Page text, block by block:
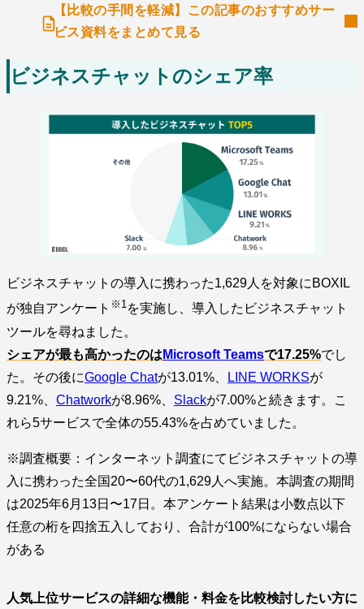
【比較の手間を軽減】この記事のおすすめサー
ビス資料をまとめて見る
ビジネスチャットのシェア率
ビジネスチャットの導入に携わった1,629人を対象にBOXIL
が独自アンケート ※1を実施し、導入したビジネスチャット
ツールを尋ねました。
シェアが最も高かったのは Microsoft Teamsで17.25%でし
た。その後にGoogle Chatが13.01%、 LINE WORKSが
9.21%、 Chatworkが8.96%、 Slackが7.00%と続きます。こ
れら5サービスで全体の55.43%を占めていました。
※調査概要：インターネット調査にてビジネスチャットの導
入に携わった全国20〜60代の1,629人へ実施。本調査の期間
は2025年6月13日〜17日。本アンケート結果は小数点以下
任意の桁を四捨五入しており、合計が100%にならない場合
がある
人気上位サービスの詳細な機能・料金を比較検討したい方に